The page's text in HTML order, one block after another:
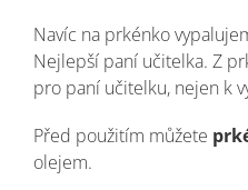
Navíc na prkénko
Nejlepší paní učitelka. Z
pro paní učitelku, nejen k
Před použitím můžete
olejem.